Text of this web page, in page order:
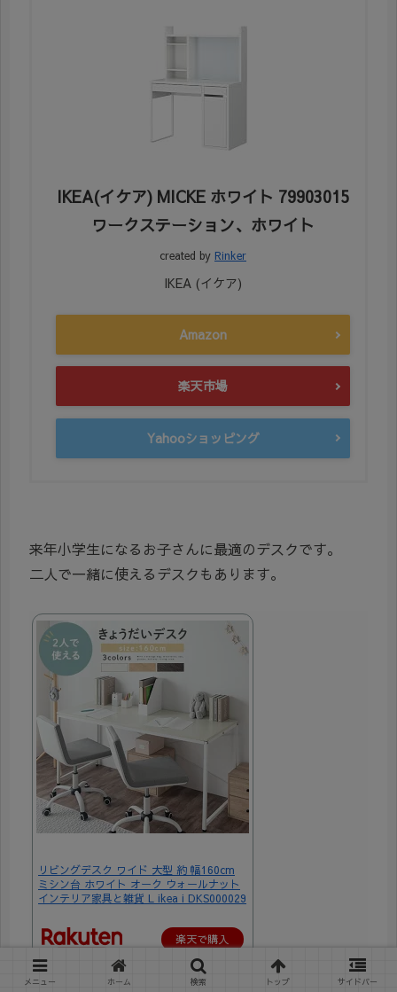
IKEA(イケア) MICKE ホワイト 79903015
ワークステーション、ホワイト
created by Rinker
IKEA (イケア)
Amazon
楽天市場
Yahooショッピング
来年小学生になるお子さんに最適のデスクです。
二人で一緒に使えるデスクもあります。
リビングデスク ワイド 大型 約 幅160cm
ミシン台 ホワイト オーク ウォールナット
インテリア家具と雑貨 L ikea i DKS000029
楽天で購入
メニュー ホーム 検索 トップ サイドバー